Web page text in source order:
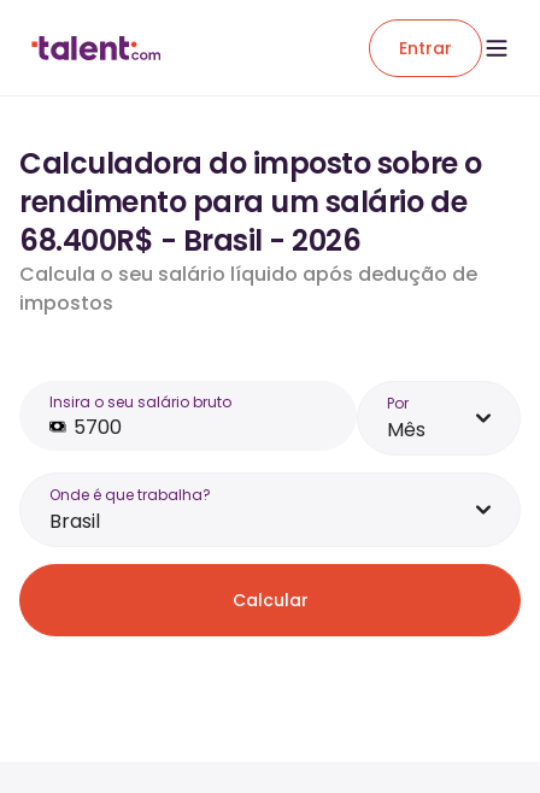
Entrar
Calculadora do imposto sobre o
rendimento para um salário de
68.400R$ - Brasil - 2026
Calcula o seu salário líquido após dedução de
impostos
Insira o seu salário bruto Por
Mês
Onde é que trabalha?
Brasil
Calcular